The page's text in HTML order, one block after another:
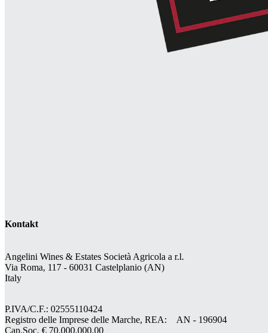
Kontakt
Angelini Wines & Estates Società Agricola a r.l.
Via Roma, 117 - 60031 Castelplanio (AN)
Italy
P.IVA/C.F.: 02555110424
Registro delle Imprese delle Marche, REA: AN - 196904
Cap.Soc. € 70.000.000,00